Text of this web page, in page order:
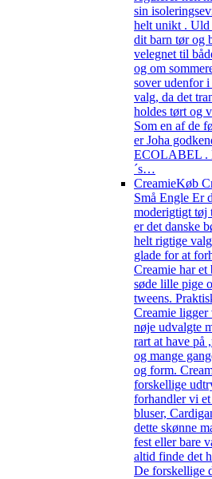
sin
helt unikt . Uld
dit barn tør og
velegnet til
og om
sover udenfor
valg, da det
holdes tørt og
Som en af de
er Joha
ECOLABEL .
´s…
CreamieKøb
Små Engle Er
moderigtigt tøj
er det danske
helt rigtige
glade for at
Creamie har et
søde lille pige
tweens.
Creamie ligger
nøje udvalgte
rart at have på
og mange
og form.
forskellige
forhandler vi
bluser,
dette skønne
fest eller bare
altid finde det
De forskellige